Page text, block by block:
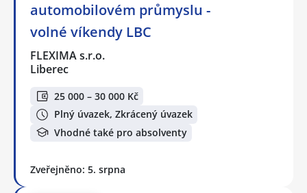
automobilovém průmyslu -
volné víkendy LBC
FLEXIMA s.r.o.
Liberec
25 000 – 30 000 Kč
Plný úvazek, Zkrácený úvazek
Vhodné také pro absolventy
Zveřejněno: 5. srpna